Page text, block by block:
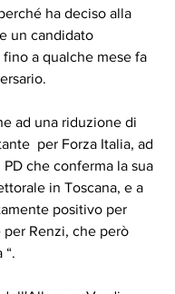
ha deciso alla
un candidato
fino a qualche mese fa
ad una riduzione di
per Forza Italia, ad
che conferma la sua
in Toscana, e a
positivo per
per Renzi, che però
“.